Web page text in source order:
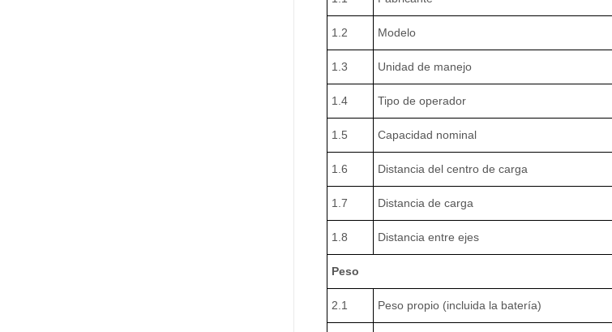
1.2 Modelo
1.3 Unidad de manejo
1.4 Tipo de operador
1.5 Capacidad nominal
1.6 Distancia del centro de carga
1.7 Distancia de carga
1.8 Distancia entre ejes
Peso
2.1 Peso propio (incluida la batería)